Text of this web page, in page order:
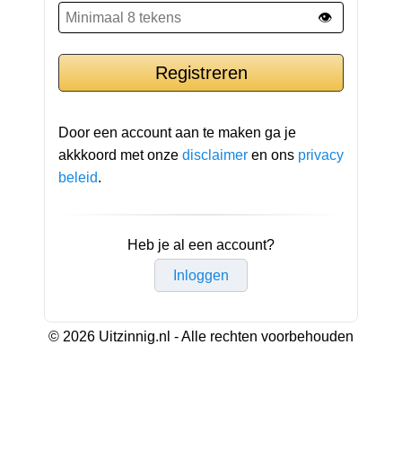
👁️
Door een account aan te maken ga je
akkkoord met onze disclaimer en ons privacy
beleid.
Heb je al een account?
Inloggen
© 2026 Uitzinnig.nl - Alle rechten voorbehouden